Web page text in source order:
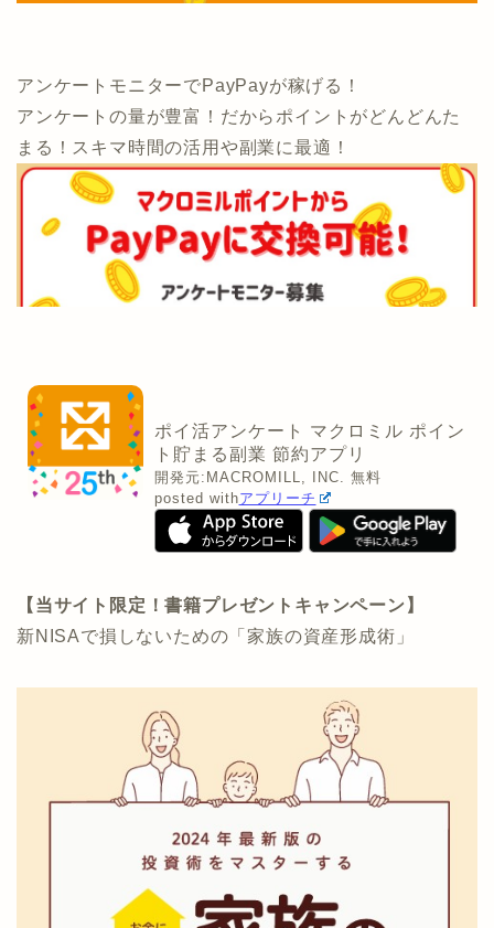
アンケートモニターでPayPayが稼げる！
アンケートの量が豊富！だからポイントがどんどんた
まる！スキマ時間の活用や副業に最適！
ポイ活アンケート マクロミル ポイン
ト貯まる副業 節約アプリ
開発元: MACROMILL, INC.
無料
posted withアプリーチ
【当サイト限定！書籍プレゼントキャンペーン】
新NISAで損しないための「家族の資産形成術」